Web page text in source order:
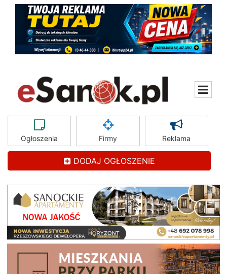
Ogłoszenia Firmy Reklama
DODAJ OGŁOSZENIE